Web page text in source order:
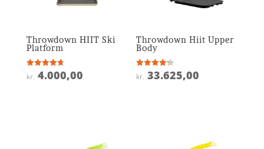
Throwdown HIIT Ski
Platform
Vurderet
4.7
kr. 4.000,00
Throwdown Hiit Upper
Body
Vurderet
4.2
kr. 33.625,00